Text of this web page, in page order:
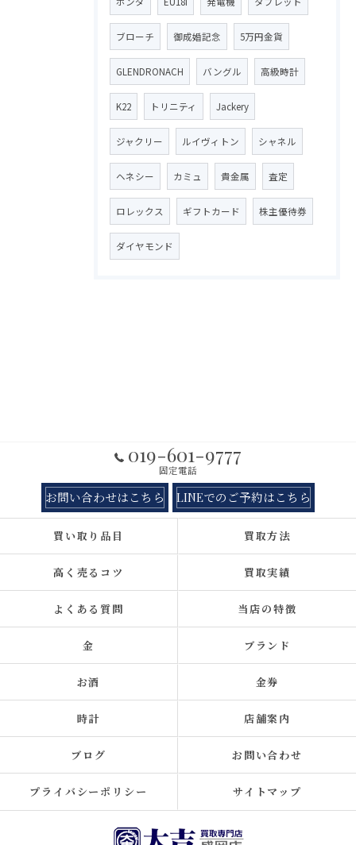
ブローチ 御成婚記念 5万円金貨
GLENDRONACH バングル 高級時計
K22 トリニティ Jackery
ジャクリー ルイヴィトン シャネル
ヘネシー カミュ 貴金属 査定
ロレックス ギフトカード 株主優待券
ダイヤモンド
019-601-9777
固定電話
お問い合わせはこちら LINEでのご予約はこちら
買い取り品目 買取方法
高く売るコツ 買取実績
よくある質問 当店の特徴
金 ブランド
お酒 金券
時計 店舗案内
ブログ お問い合わせ
プライバシーポリシー サイトマップ